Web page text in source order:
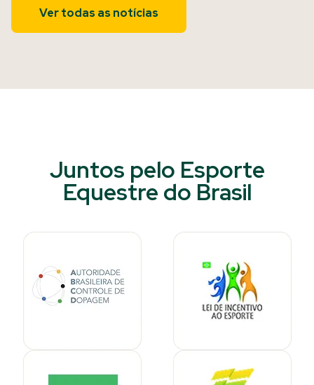
Ver todas as notícias
Juntos pelo Esporte
Equestre do Brasil​